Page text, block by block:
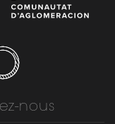
nous